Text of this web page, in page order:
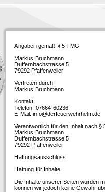
Angaben gemäß § 5 TMG
Markus Bruchmann
Duffernbachstrasse 5
79292 Pfaffenweiler
Vertreten durch:
Markus Bruchmann
Kontakt:
Telefon: 07664-60236
E-Mail: info@derfeuerwehrhelm.de
Verantwortlich für den Inhalt nach §
Markus Bruchmann
Duffernbachstrasse 5
79292 Pfaffenweiler
Haftungsausschluss:
Haftung für Inhalte
Die Inhalte unserer Seiten wurden
können wir jedoch keine Gewähr